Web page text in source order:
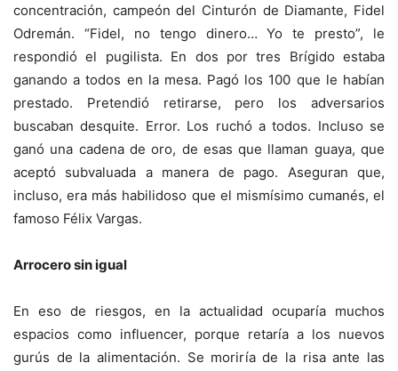
concentración, campeón del Cinturón de Diamante, Fidel
Odremán. “Fidel, no tengo dinero… Yo te presto”, le
respondió el pugilista. En dos por tres Brígido estaba
ganando a todos en la mesa. Pagó los 100 que le habían
prestado. Pretendió retirarse, pero los adversarios
buscaban desquite. Error. Los ruchó a todos. Incluso se
ganó una cadena de oro, de esas que llaman guaya, que
aceptó subvaluada a manera de pago. Aseguran que,
incluso, era más habilidoso que el mismísimo cumanés, el
famoso Félix Vargas.
Arrocero sin igual
En eso de riesgos, en la actualidad ocuparía muchos
espacios como influencer, porque retaría a los nuevos
gurús de la alimentación. Se moriría de la risa ante las